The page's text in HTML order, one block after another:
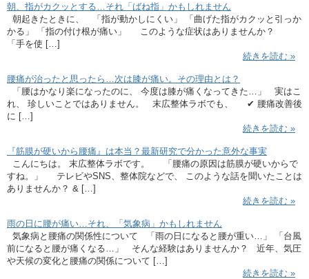
朝、指がカクッとする…それ「ばね指」かもしれません
朝起きたときに、 「指が動かしにくい」 「曲げた指がカクッと引っか
かる」 「指の付け根が痛い」 このような症状はありませんか？
「手を使 […]
続きを読む »
腰痛が治ったと思ったら…次は膝が痛い。その理由とは？
「腰はかなり楽になったのに、 今度は膝が痛くなってきた…」 実はこ
れ、 珍しいことではありません。 末広整体ラボでも、 ✔ 腰痛改善後
に […]
続きを読む »
『筋膜が硬いから腰痛』は本当？最新研究で分かった意外な事実
こんにちは。 末広整体ラボです。 「腰痛の原因は筋膜が硬いからで
すね。」 テレビやSNS、整体院などで、 このような話を聞いたことは
ありませんか？ & […]
続きを読む »
雨の日に腰が痛い…それ、「気象病」かもしれません
気象病と腰痛の関係性について 「雨の日になると腰が重い…」 「台風
前になると腰が痛くなる…」 そんな経験はありませんか？ 近年、気圧
や天候の変化と腰痛の関係について […]
続きを読む »